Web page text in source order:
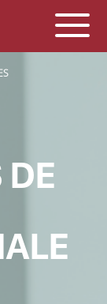
DE